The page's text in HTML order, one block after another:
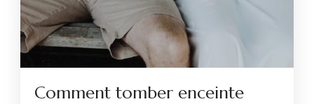
Comment tomber enceinte